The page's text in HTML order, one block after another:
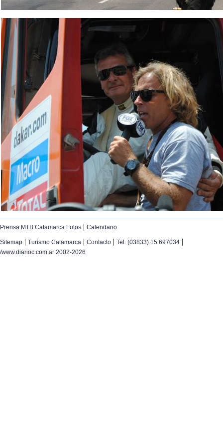
Prensa MTB Catamarca Fotos | Calendario
Sitemap | Turismo Catamarca | Contacto | Tel. (03833) 15 697034 |
/www.diarioc.com.ar 2002-2026